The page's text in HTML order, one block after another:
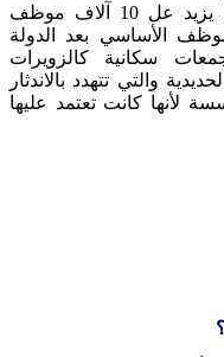
ولد الشيباني: يتكون هنالك خسارة ما يزيد عل 10 آلاف موظف
الأساسي بعد الدولة
سكانية كالزويرات
والتي تتهدد بالاندثار
لأنها كانت تعتمد عليها